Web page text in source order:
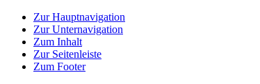
Zur Hauptnavigation
Zur Unternavigation
Zum Inhalt
Zur Seitenleiste
Zum Footer